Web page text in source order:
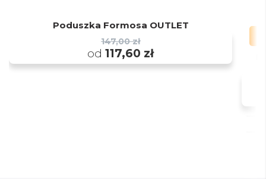
Poduszka Formosa OUTLET
147,00 zł
od 117,60 zł